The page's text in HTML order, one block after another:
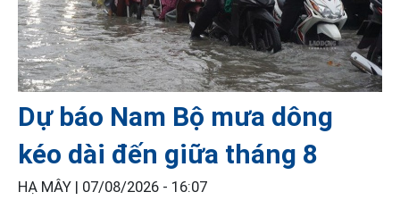
Dự báo Nam Bộ mưa dông
kéo dài đến giữa tháng 8
HẠ MÂY | 07/08/2026 - 16:07